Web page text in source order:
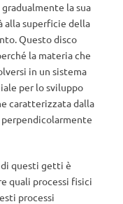
la sua
alla superficie della
Questo disco
la materia che
in un sistema
per lo sviluppo
caratterizzata dalla
questi getti è
quali processi fisici
processi